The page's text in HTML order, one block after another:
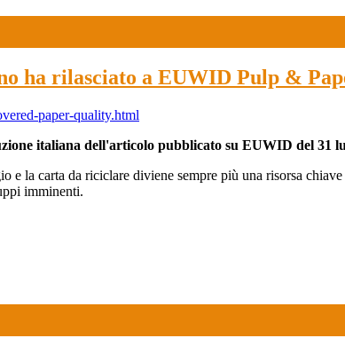
ha rilasciato a EUWID Pulp &
paper-quality.html
italiana dell'articolo pubblicato su EUWID del 31
la carta da riciclare diviene sempre più una risorsa
imminenti.